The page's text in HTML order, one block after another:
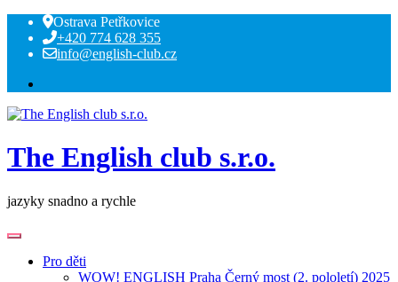
Skip
content
Ostrava Petřkovice
+420 774 628 355
info@english-club.cz
The English club s.r.o.
jazyky snadno a rychle
Pro děti
WOW! ENGLISH Praha Černý most (2. pololetí) 2025